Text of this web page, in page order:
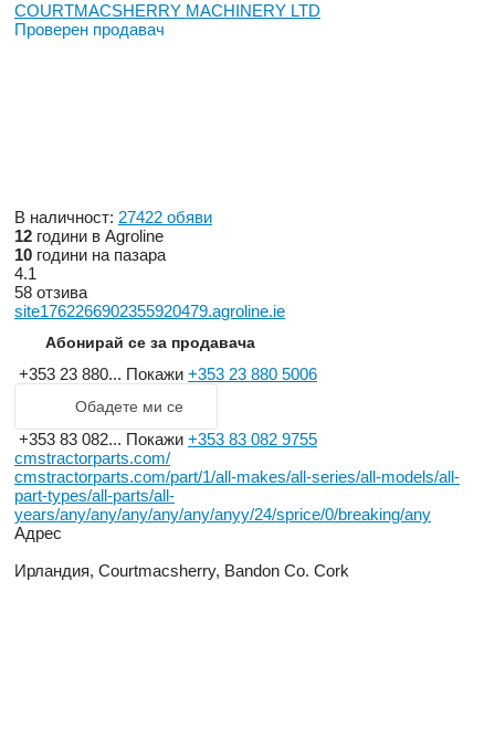
COURTMACSHERRY MACHINERY LTD
Проверен продавач
В наличност: 27422 обяви
12 години в Agroline
10 години на пазара
4.1
58 отзива
site1762266902355920479.agroline.ie
Абонирай се за продавача
+353 23 880... Покажи +353 23 880 5006
Обадете ми се
+353 83 082... Покажи +353 83 082 9755
cmstractorparts.com/
cmstractorparts.com/part/1/all-makes/all-series/all-models/all-
part-types/all-parts/all-
years/any/any/any/any/any/anyy/24/sprice/0/breaking/any
Адрес
Ирландия, Courtmacsherry, Bandon Co. Cork